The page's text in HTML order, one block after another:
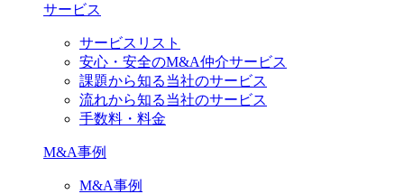
サービス
サービスリスト
安心・安全のM&A仲介サービス
課題から知る当社のサービス
流れから知る当社のサービス
手数料・料金
M&A事例
M&A事例